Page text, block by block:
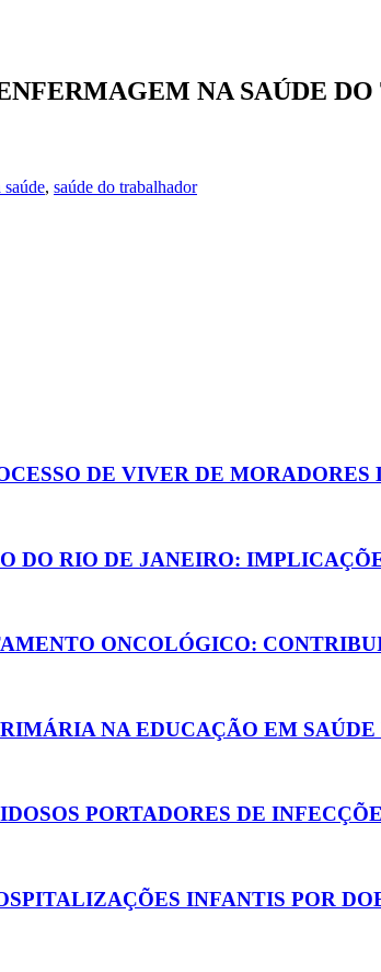
NA SAÚDE
saúde, saúde do trabalhador
DE VIVER DE
RIO DE JANEIRO:
ONCOLÓGICO:
NA EDUCAÇÃO EM
PORTADORES DE
INFANTIS POR